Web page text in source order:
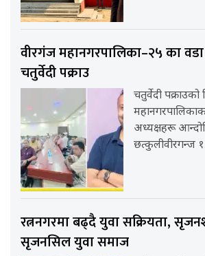
वीरगंज महानगरपालिका–२५ का
चतुर्वेदी पक्राउ
चतुर्वेदी पक्राउको
अध्यक्षहरू
छत्कुलीवीरगन्ज
रत्ननगरमा बढ्दै युवा सक्रियता,
सृजनसिल युवा समाज